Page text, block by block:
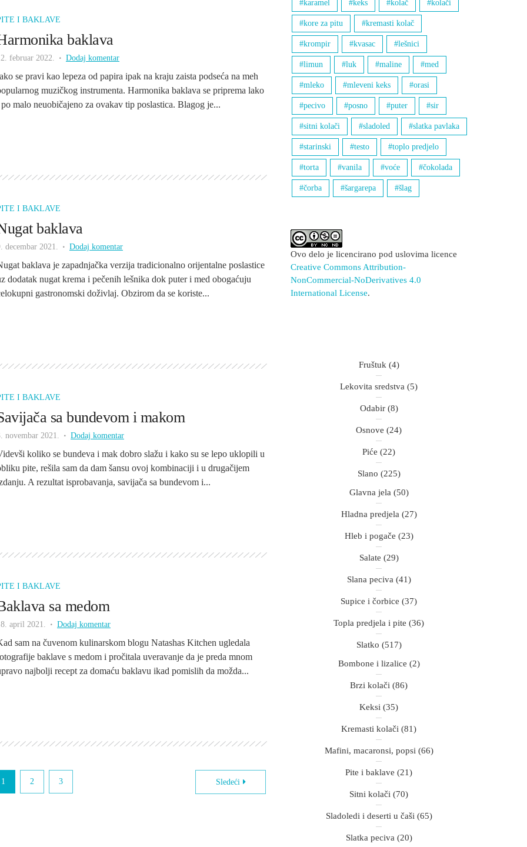
I BAKLAVE
baklava
februar 2022. Dodaj komentar
se pravi kao lepeza od papira ipak na kraju zaista podseća na meh
muzičkog instrumenta. Harmonika baklava se priprema lako
malo neuobičajeno za ovakav tip poslastica. Blagog je...
I BAKLAVE
baklava
decembar 2021. Dodaj komentar
baklava je zapadnjačka verzija tradicionalno orijentalne poslastice
dodatak nugat krema i pečenih lešnika dok puter i med obogaćuju
gastronomski doživlaj. Obzirom da se koriste...
I BAKLAVE
sa bundevom i makom
novembar 2021. Dodaj komentar
koliko se bundeva i mak dobro slažu i kako su se lepo uklopili u
pite, rešila sam da dam šansu ovoj kombinaciji i u drugačijem
A rezultat isprobavanja, savijača sa bundevom i...
I BAKLAVE
sa medom
april 2021. Dodaj komentar
sam na čuvenom kulinarskom blogu Natashas Kitchen ugledala
baklave s medom i pročitala uveravanje da je preda mnom
najbolji recept za domaću baklavu ikad pomislih da možda...
1 2 3 Sledeći
karamel keks kolač kolači
kore za pitu kremasti kolač
krompir kvasac lešnici
limun luk maline med
mleko mleveni keks orasi
pecivo posno puter sir
sitni kolači sladoled slatka pavlaka
starinski testo toplo predjelo
torta vanila voće čokolada
čorba šargarepa šlag
Ovo delo je licencirano pod uslovima licence
Creative Commons Attribution-
NonCommercial-NoDerivatives 4.0
International License.
Fruštuk (4)
Lekovita sredstva (5)
Odabir(8)
Osnove (24)
Piće (22)
Slano (225)
Glavna jela (50)
Hladna predjela (27)
Hleb i pogače (23)
Salate (29)
Slana peciva (41)
Supice i čorbice (37)
Topla predjela i pite (36)
Slatko (517)
Bombone i lizalice (2)
Brzi kolači (86)
Keksi (35)
Kremasti kolači (81)
Mafini, macaronsi, popsi (66)
Pite i baklave (21)
Sitni kolači (70)
Sladoledi i deserti u čaši (65)
Slatka peciva (20)